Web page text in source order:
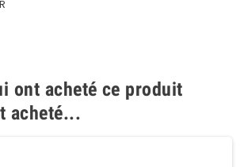
ont acheté ce produit
acheté...